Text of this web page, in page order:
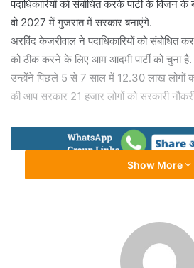
पदाधिकारियों को संबोधित करके पार्टी के विजन के
वो 2027 में गुजरात में सरकार बनाएंगे.
अरविंद केजरीवाल ने पदाधिकारियों को संबोधित
को ठीक करने के लिए आम आदमी पार्टी को चुना है.
उन्होंने पिछले 5 से 7 साल में 12.30 लाख लोगों को
की आप सरकार 21 हजार लोगों को सरकारी
ASSEMBLYELECTIONS
GUJARAT
Show More